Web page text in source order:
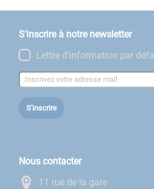
S'inscrire à notre newsletter
Lettre d'information par
S'inscrire
Nous contacter
11 rue de la gare